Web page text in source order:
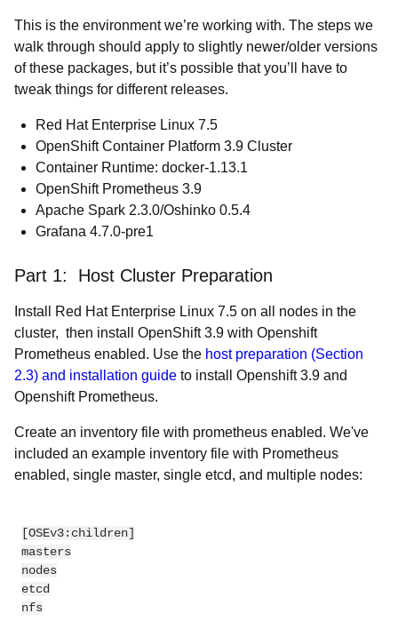
This is the environment we’re working with. The steps we
walk through should apply to slightly newer/older versions
of these packages, but it’s possible that you’ll have to
tweak things for different releases.
Red Hat Enterprise Linux 7.5
OpenShift Container Platform 3.9 Cluster
Container Runtime: docker-1.13.1
OpenShift Prometheus 3.9
Apache Spark 2.3.0/Oshinko 0.5.4
Grafana 4.7.0-pre1
Part 1: Host Cluster Preparation
Install Red Hat Enterprise Linux 7.5 on all nodes in the
cluster, then install OpenShift 3.9 with Openshift
Prometheus enabled. Use the host preparation (Section
2.3) and installation guide to install Openshift 3.9 and
Openshift Prometheus.
Create an inventory file with prometheus enabled. We've
included an example inventory file with Prometheus
enabled, single master, single etcd, and multiple nodes:
[OSEv3:children]
masters
nodes
etcd
nfs